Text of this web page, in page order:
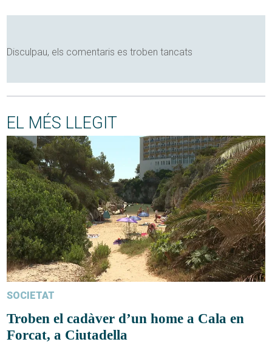
Disculpau, els comentaris es troben tancats
EL MÉS LLEGIT
SOCIETAT
Troben el cadàver d’un home a Cala en
Forcat, a Ciutadella